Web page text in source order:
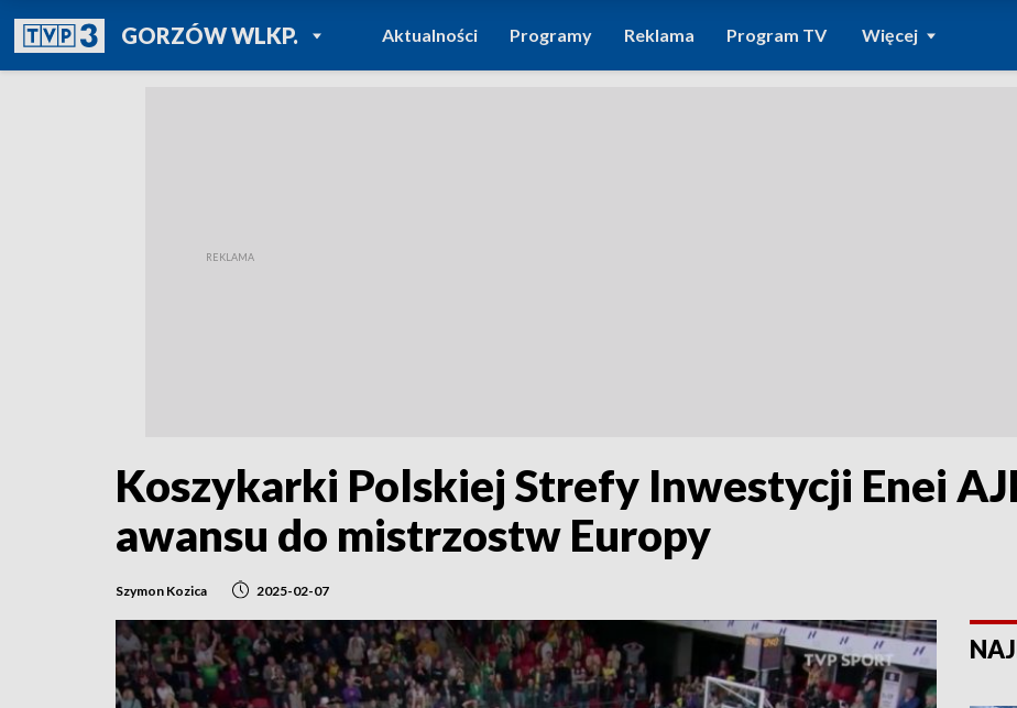
GORZÓW WLKP.POWRÓT DO
TVP REGIONY
Aktualności Programy Reklama Program TV Więcej
Koszykarki Polskiej Strefy Inwestycji Enei
awansu do mistrzostw Europy
Szymon Kozica 2025-02-07